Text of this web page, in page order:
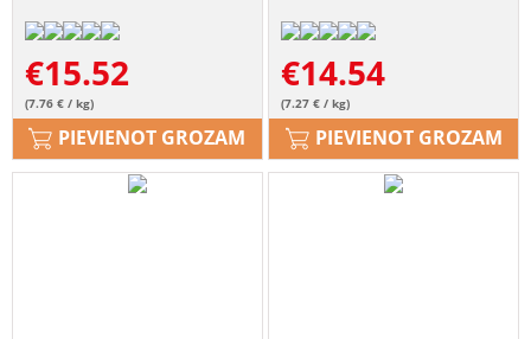
€15.52
(7.76 € / kg)
PIEVIENOT GROZAM
€14.54
(7.27 € / kg)
PIEVIENOT GROZAM